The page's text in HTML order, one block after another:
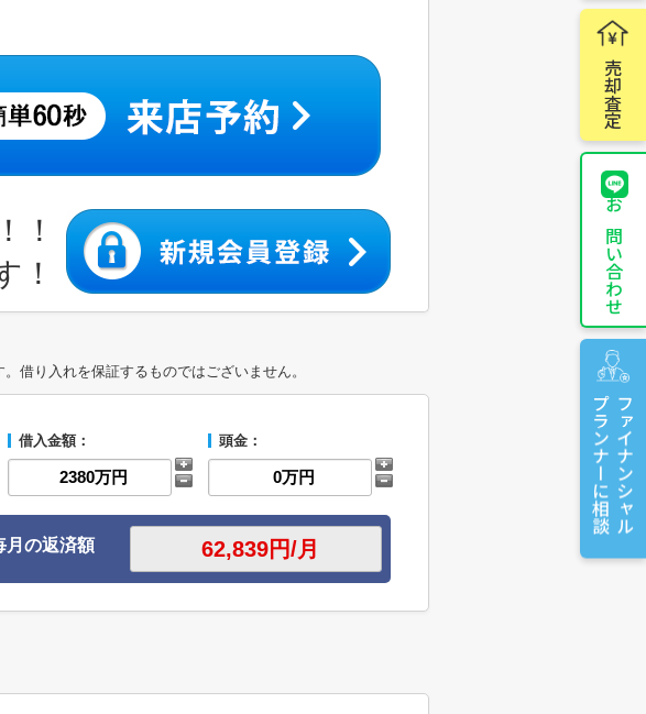
売却査定
お問い合わせ
ファイナンシャル
プランナーに相談
！
！
借り入れを保証するものではございません。
借入金額： 頭金：
月の返済額